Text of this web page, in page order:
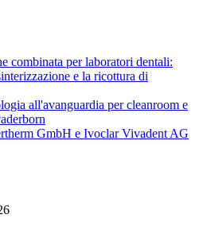
combinata per laboratori dentali:
e la ricottura di
all'avanguardia per cleanroom e
GmbH e Ivoclar Vivadent AG